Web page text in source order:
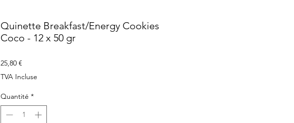
Quinette Breakfast/Energy Cookies
Coco - 12 x 50 gr
25,80 €
TVA Incluse
Quantité *